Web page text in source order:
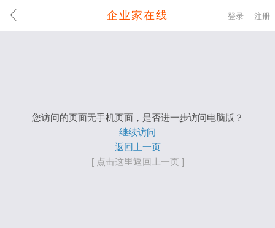
企业家在线 登录 注册
您访问的页面无手机页面，是否进一步访问电脑版？
继续访问
返回上一页
[ 点击这里返回上一页 ]